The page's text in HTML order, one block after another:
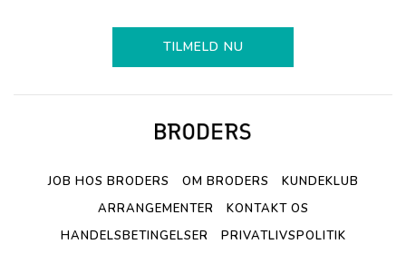
TILMELD NU
JOB HOS BRODERS OM BRODERS
KUNDEKLUB
ARRANGEMENTER
KONTAKT OS
HANDELSBETINGELSER
PRIVATLIVSPOLITIK